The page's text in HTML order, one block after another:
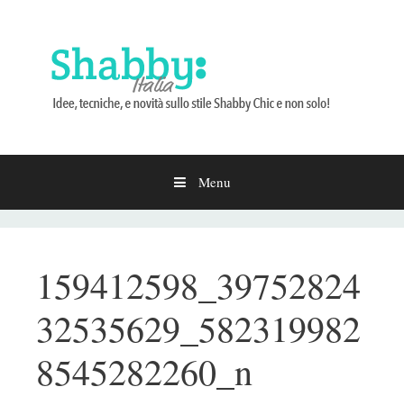
Menu
159412598_39752824
32535629_582319982
8545282260_n